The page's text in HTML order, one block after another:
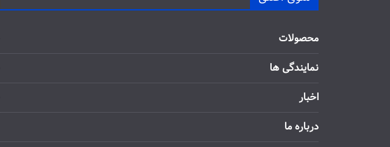
محصولات
نمایندگی ها
اخبار
درباره ما